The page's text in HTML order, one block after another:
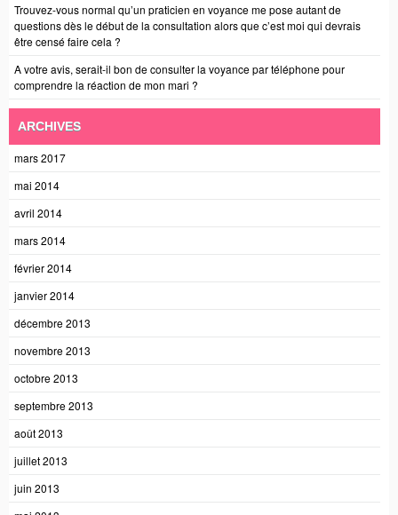
Trouvez-vous normal qu’un praticien en voyance me pose autant de
questions dès le début de la consultation alors que c’est moi qui devrais
être censé faire cela ?
A votre avis, serait-il bon de consulter la voyance par téléphone pour
comprendre la réaction de mon mari ?
ARCHIVES
mars 2017
mai 2014
avril 2014
mars 2014
février 2014
janvier 2014
décembre 2013
novembre 2013
octobre 2013
septembre 2013
août 2013
juillet 2013
juin 2013